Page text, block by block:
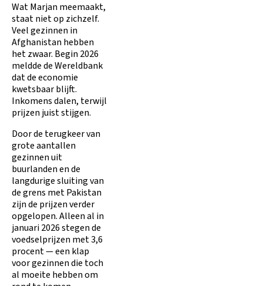
Wat Marjan meemaakt,
staat niet op zichzelf.
Veel gezinnen in
Afghanistan hebben
het zwaar. Begin 2026
meldde de Wereldbank
dat de economie
kwetsbaar blijft.
Inkomens dalen, terwijl
prijzen juist stijgen.
Door de terugkeer van
grote aantallen
gezinnen uit
buurlanden en de
langdurige sluiting van
de grens met Pakistan
zijn de prijzen verder
opgelopen. Alleen al in
januari 2026 stegen de
voedselprijzen met 3,6
procent — een klap
voor gezinnen die toch
al moeite hebben om